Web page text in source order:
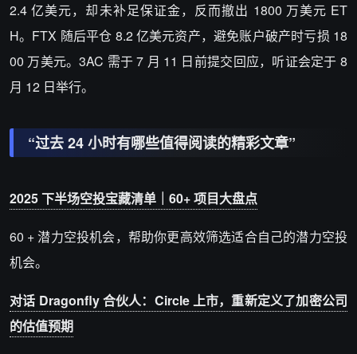
2.4 亿美元，却未补足保证金，反而撤出 1800 万美元 ET
H。FTX 随后平仓 8.2 亿美元资产，避免账户破产时亏损 18
00 万美元。3AC 需于 7 月 11 日前提交回应，听证会定于 8
月 12 日举行。
“过去 24 小时有哪些值得阅读的精彩文章”
2025 下半场空投宝藏清单｜60+ 项目大盘点
60 + 潜力空投机会，帮助你更高效筛选适合自己的潜力空投
机会。
对话 Dragonfly 合伙人：Circle 上市，重新定义了加密公司
的估值预期